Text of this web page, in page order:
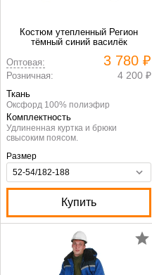
Костюм утепленный Регион
тёмный синий василёк
Оптовая:
3 780 ₽
Розничная: 4 200 ₽
Ткань
Оксфорд 100% полиэфир
Комплектность
Удлиненная куртка и брюки
свысоким поясом.
Размер
Купить